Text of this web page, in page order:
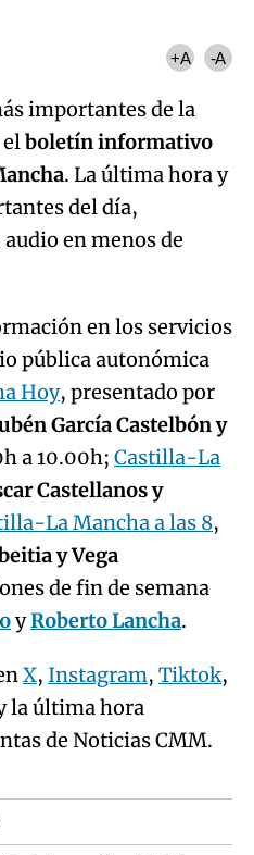
+A -A
importantes de la
boletín informativo
. La última hora y
del día,
en menos de
en los servicios
pública autonómica
Hoy, presentado por
García Castelbón y
a 10.00h; Castilla-La
Castellanos y
La Mancha a las 8,
y Vega
de fin de semana
yRoberto Lancha.
X, Instagram, Tiktok,
la última hora
de Noticias CMM.